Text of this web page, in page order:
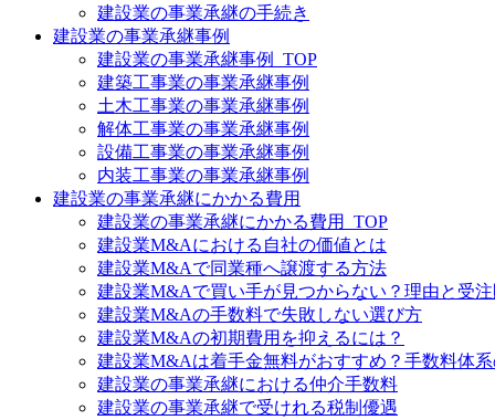
建設業の事業承継の手続き
建設業の事業承継事例
建設業の事業承継事例_TOP
建築工事業の事業承継事例
土木工事業の事業承継事例
解体工事業の事業承継事例
設備工事業の事業承継事例
内装工事業の事業承継事例
建設業の事業承継にかかる費用
建設業の事業承継にかかる費用_TOP
建設業M&Aにおける自社の価値とは
建設業M&Aで同業種へ譲渡する方法
建設業M&Aで買い手が見つからない？理由と受
建設業M&Aの手数料で失敗しない選び方
建設業M&Aの初期費用を抑えるには？
建設業M&Aは着手金無料がおすすめ？手数料体
建設業の事業承継における仲介手数料
建設業の事業承継で受けれる税制優遇